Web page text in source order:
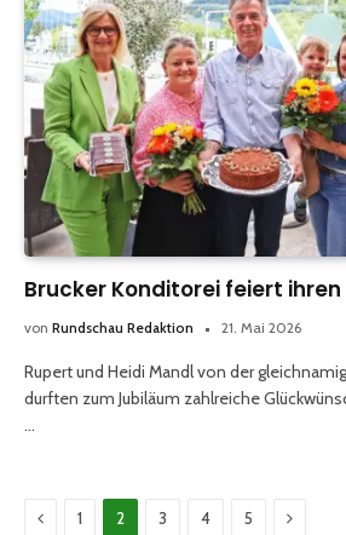
Brucker Konditorei feiert
von Rundschau Redaktion 21. Mai 2026
Rupert und Heidi Mandl von der
durften zum Jubiläum zahlreiche
…
Previous
1 2 3 4 5 Weiter